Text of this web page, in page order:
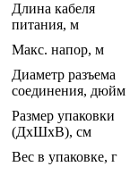
Длина кабеля
питания, м
Макс. напор, м
Диаметр разъема
соединения, дюйм
Размер упаковки
(ДхШхВ), см
Вес в упаковке, г